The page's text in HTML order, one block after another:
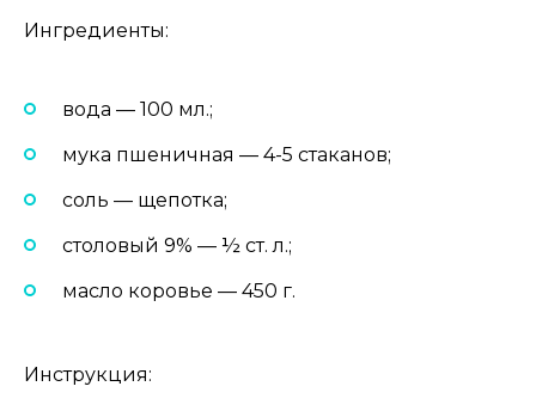
Ингредиенты:
вода — 100 мл.;
мука пшеничная — 4-5 стаканов;
соль — щепотка;
столовый 9% — ½ ст. л.;
масло коровье — 450 г.
Инструкция: